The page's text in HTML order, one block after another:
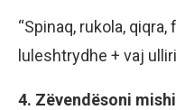
“Spinaq, rukola,
luleshtrydhe + vaj
4. Zëvendësoni